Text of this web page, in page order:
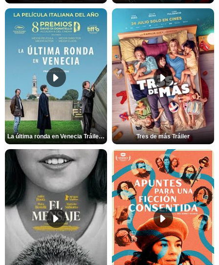
La última ronda en Venecia Tráiler VOSE Tres de más Tráiler